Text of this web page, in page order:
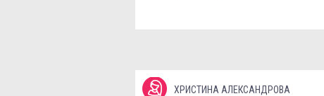
ХРИСТИНА АЛЕКСАНДРОВА